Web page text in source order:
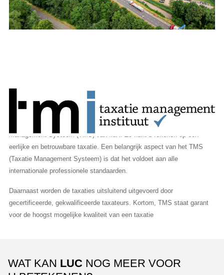
u een taxatie nodig voor bijvoorbeeld de jaarrekening, financiering, aan-
of verkoop of fiscale vraagstukken?
Taxatie Management Systeem
Voor de verwerking van onze taxaties werken wij met het Taxatie
Management Systeem (TMS) van fluX. Zo kunt u rekenen op een
eerlijke en betrouwbare taxatie. Een belangrijk aspect van het TMS
(Taxatie Management Systeem) is dat het voldoet aan alle
internationale professionele standaarden.
Daarnaast worden de taxaties uitsluitend uitgevoerd door
gecertificeerde, gekwalificeerde taxateurs. Kortom, TMS staat garant
voor de hoogst mogelijke kwaliteit van een taxatie
WAT KAN LUC NOG MEER VOOR